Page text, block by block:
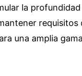
la
requisitos
una amplia